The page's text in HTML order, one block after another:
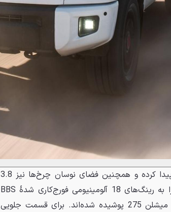
ارتفاع این مدل به میزان 5 سانتیمتر افزایش پیدا کرده و همچنین فضای نوسان چرخ‌ها نیز 3.8
سانتیمتر بیشتر شده است. علاوه بر این، تاندرا به رینگ‌های 18 آلومینیومی فورج‌کاری شدهٔ BBS
سبک‌وزن مجهز شده که با لاستیک‌های آلترین میشلن 275 پوشیده شده‌اند. برای قسمت جلویی